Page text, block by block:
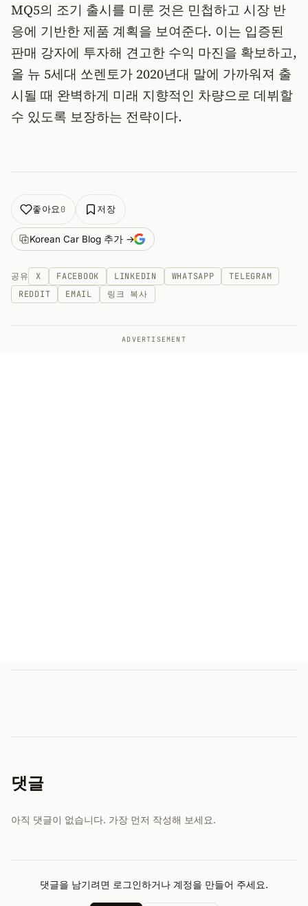
MQ5의 조기 출시를 미룬 것은 민첩하고 시장 반
응에 기반한 제품 계획을 보여준다. 이는 입증된
판매 강자에 투자해 견고한 수익 마진을 확보하고,
올 뉴 5세대 쏘렌토가 2020년대 말에 가까워져 출
시될 때 완벽하게 미래 지향적인 차량으로 데뷔할
수 있도록 보장하는 전략이다.
좋아요0 저장
Korean Car Blog 추가 →
공유 X FACEBOOK LINKEDIN WHATSAPP
TELEGRAM
REDDIT
EMAIL 링크 복사
ADVERTISEMENT
댓글
아직 댓글이 없습니다. 가장 먼저 작성해 보세요.
댓글을 남기려면 로그인하거나 계정을 만들어 주세요.